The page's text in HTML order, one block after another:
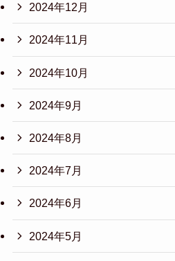
2024年12月
2024年11月
2024年10月
2024年9月
2024年8月
2024年7月
2024年6月
2024年5月